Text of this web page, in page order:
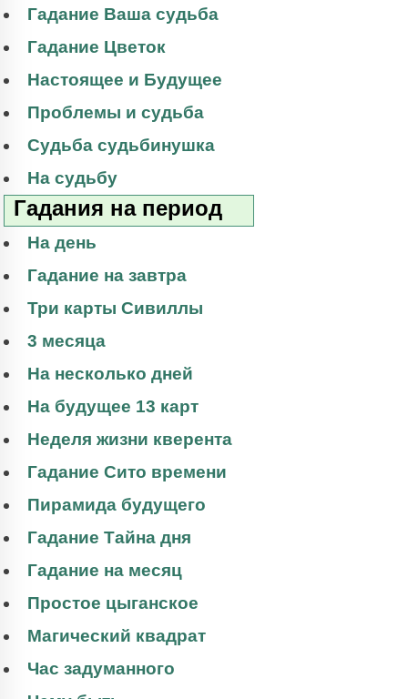
Гадание Ваша судьба
Гадание Цветок
Настоящее и Будущее
Проблемы и судьба
Судьба судьбинушка
На судьбу
Гадания на период
На день
Гадание на завтра
Три карты Сивиллы
3 месяца
На несколько дней
На будущее 13 карт
Неделя жизни кверента
Гадание Сито времени
Пирамида будущего
Гадание Тайна дня
Гадание на месяц
Простое цыганское
Магический квадрат
Час задуманного